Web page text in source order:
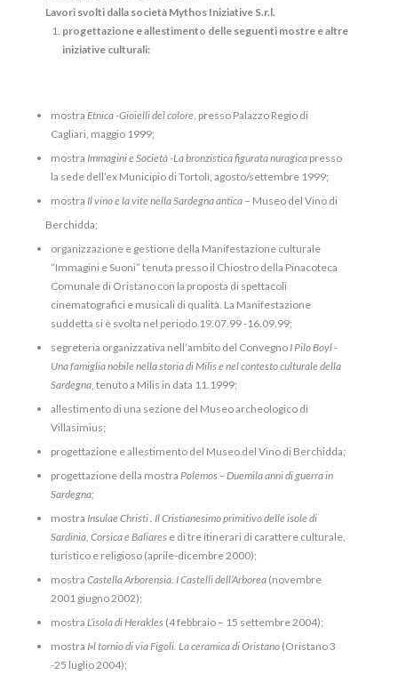
Lavori svolti dalla società Mythos Iniziative S.r.l.
progettazione e allestimento delle seguenti mostre e altre
iniziative culturali:
mostra Etnica -Gioielli del colore, presso Palazzo Regio di
Cagliari, maggio 1999;
mostra Immagini e Società -La bronzistica figurata nuragicapresso
la sede dell’ex Municipio di Tortolì, agosto/settembre 1999;
mostra Il vino e la vite nella Sardegna antica– Museo del Vino di
Berchidda;
organizzazione e gestione della Manifestazione culturale
“Immagini e Suoni” tenuta presso il Chiostro della Pinacoteca
Comunale di Oristano con la proposta di spettacoli
cinematografici e musicali di qualità. La Manifestazione
suddetta si è svolta nel periodo 19.07.99 -16.09.99;
segreteria organizzativa nell’ambito del Convegno I Pilo Boyl -
Una famiglia nobilenella storia di Milis e nel contesto culturale della
Sardegna, tenuto a Milis in data 11.1999;
allestimento di una sezione del Museo archeologico di
Villasimius;
progettazione e allestimento del Museo del Vino di Berchidda;
progettazione della mostra Polemos –Duemila anni di guerra in
Sardegna;
mostra Insulae Christi . Il Cristianesimo primitivo delle isole di
Sardinia, Corsica eBaliares e di tre itinerari di carattere culturale,
turistico e religioso (aprile-dicembre 2000);
mostra Castella Arborensia. I Castelli dell’Arborea(novembre
2001 giugno 2002);
mostra L’isola di Herakles(4 febbraio – 15 settembre 2004);
mostra I▫l tornio di via Figoli. La ceramica di Oristano(Oristano 3
-25 luglio 2004);